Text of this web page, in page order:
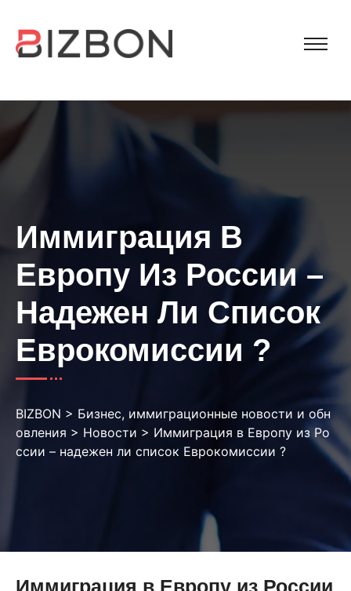
Иммиграция В
Европу Из России –
Надежен Ли Список
Еврокомиссии ?
BIZBON > Бизнес, иммиграционные новости и обн
овления > Новости > Иммиграция в Европу из Ро
ссии – надежен ли список Еврокомиссии ?
Иммиграция в Европу из России